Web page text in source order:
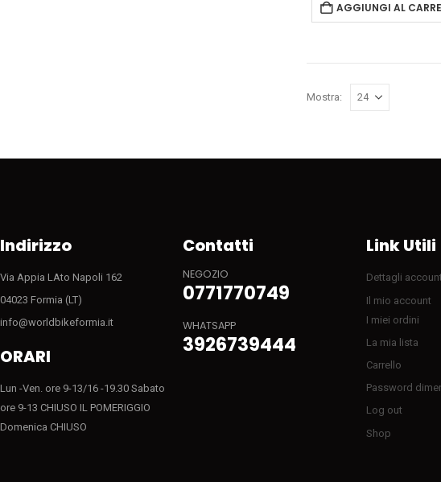
AGGIUNGI AL
Mostra:
Indirizzo
Via Appia LAto Napoli 162
04023 Formia (LT)
info@worldbikeformia.it
ORARI
Lun -Ven. ore 9-13/16 -19.30 Sabato
ore 9-13 CHIUSO IL POMERIGGIO
Domenica CHIUSO
Contatti
NEGOZIO
0771770749
WHATSAPP
3926739444
Link Utili
Dettagli account
Il mio account
I miei ordini
La mia lista
Carrello
Password
Log out
Shop